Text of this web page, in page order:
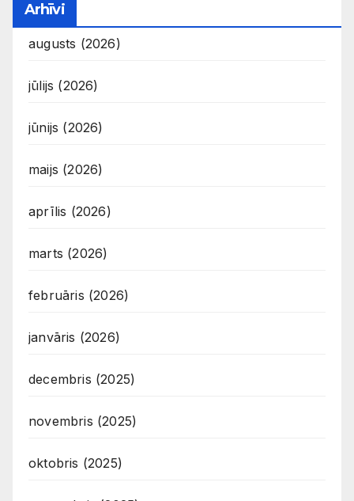
Arhīvi
augusts (2026)
jūlijs (2026)
jūnijs (2026)
maijs (2026)
aprīlis (2026)
marts (2026)
februāris (2026)
janvāris (2026)
decembris (2025)
novembris (2025)
oktobris (2025)